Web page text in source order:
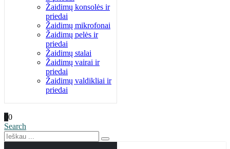
Žaidimų konsolės ir
priedai
Žaidimų mikrofonai
Žaidimų pelės ir
priedai
Žaidimų stalai
Žaidimų vairai ir
priedai
Žaidimų valdikliai ir
priedai
00
Search